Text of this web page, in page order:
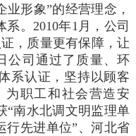
形象”的经营理念，
。2010年1月，公司
，质量更有保障，让
公司通过了质量、环
系认证，坚持以顾客
为职工和社会营造安
“南水北调文明监理单
行先进单位”、河北省